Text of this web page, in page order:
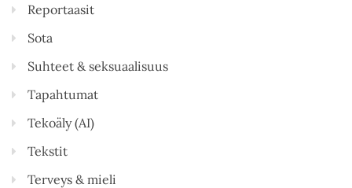
Reportaasit
Sota
Suhteet & seksuaalisuus
Tapahtumat
Tekoäly (AI)
Tekstit
Terveys & mieli